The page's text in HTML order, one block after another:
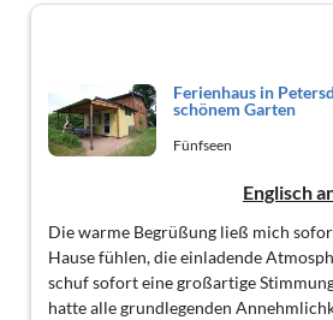
Ferienhaus in
schönem Garten
Fünfseen
Englisch
Die warme Begrüßung ließ mich
Hause fühlen, die einladende
schuf sofort eine großartige
hatte alle grundlegenden